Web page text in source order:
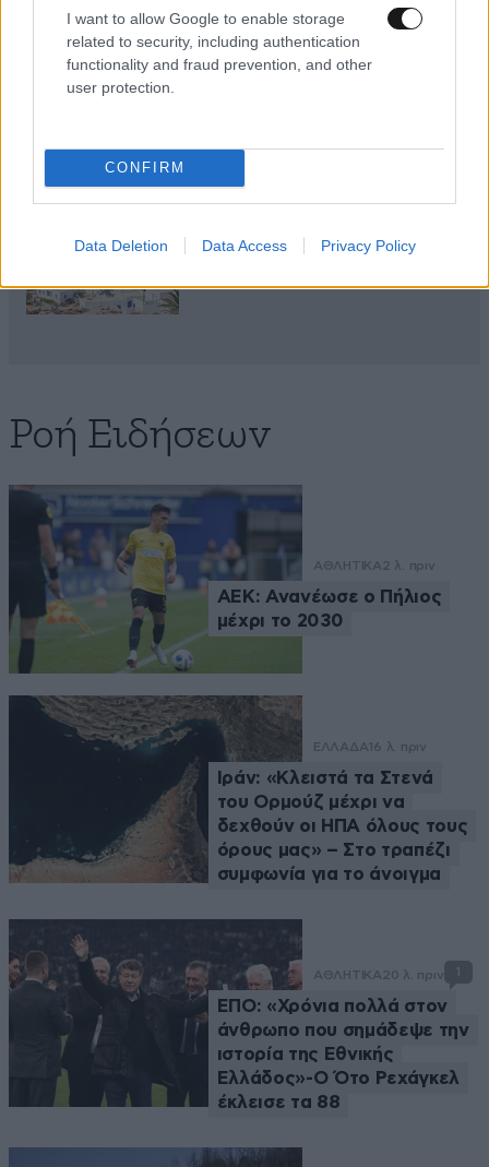
I want to allow Google to enable storage
related to security, including authentication
functionality and fraud prevention, and other
user protection.
CONFIRM
Data Deletion Data Access Privacy Policy
Στήθους: Πώς συνδυάζονται
για το τέλειο, εξατομικευμένο
αποτέλεσμα
Ροή Ειδήσεων
ΑΘΛΗΤΙΚΑ2 λ. πριν
ΑΕΚ: Ανανέωσε ο Πήλιος
μέχρι το 2030
ΕΛΛΑΔΑ 16 λ. πριν
Ιράν: «Κλειστά τα Στενά
του Ορμούζ μέχρι να
δεχθούν οι ΗΠΑ όλους τους
όρους μας» – Στο τραπέζι
συμφωνία για το άνοιγμα
ΑΘΛΗΤΙΚΑ 20 λ. πριν 1
ΕΠΟ: «Χρόνια πολλά στον
άνθρωπο που σημάδεψε την
ιστορία της Εθνικής
Ελλάδος»-Ο Ότο Ρεχάγκελ
έκλεισε τα 88